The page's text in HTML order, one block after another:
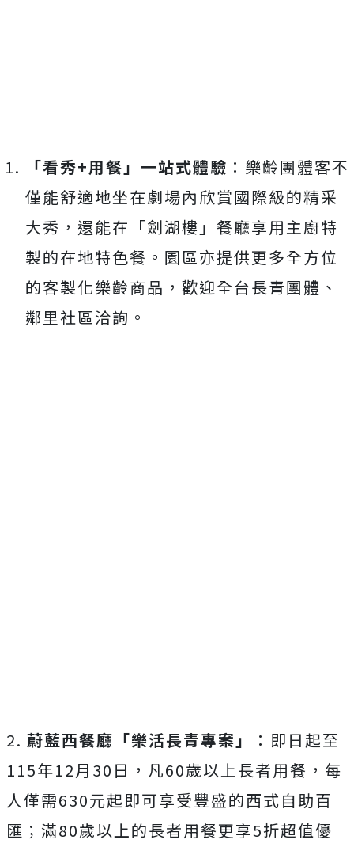
「看秀+用餐」一站式體驗 ：樂齡團體客不
僅能舒適地坐在劇場內欣賞國際級的精采
大秀，還能在「劍湖樓」餐廳享用主廚特
製的在地特色餐。園區亦提供更多全方位
的客製化樂齡商品，歡迎全台長青團體、
鄰里社區洽詢。
2. 蔚藍西餐廳「樂活長青專案」
：即日起至
115年12月30日，凡60歲以上長者用餐，每
人僅需630元起即可享受豐盛的西式自助百
匯；滿80歲以上的長者用餐更享5折超值優